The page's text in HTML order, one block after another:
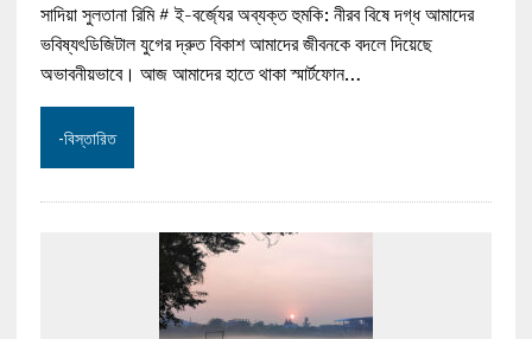
সাদিয়া সুলতানা রিমি # ই-বর্জ্যের অব্যক্ত হুমকি: নীরব বিষে দগ্ধ আমাদের
ভবিষ্যৎডিজিটাল যুগের দ্রুত বিকাশ আমাদের জীবনকে বদলে দিয়েছে
অভাবনীয়ভাবে। আজ আমাদের হাতে থাকা স্মার্টফোন…
-বিস্তারিত